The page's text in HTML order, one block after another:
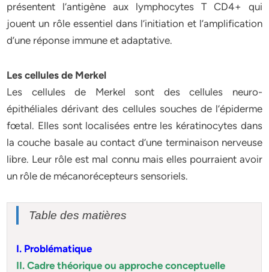
présentent l’antigène aux lymphocytes T CD4+ qui
jouent un rôle essentiel dans l’initiation et l’amplification
d’une réponse immune et adaptative.
Les cellules de Merkel
Les cellules de Merkel sont des cellules neuro-
épithéliales dérivant des cellules souches de l’épiderme
fœtal. Elles sont localisées entre les kératinocytes dans
la couche basale au contact d’une terminaison nerveuse
libre. Leur rôle est mal connu mais elles pourraient avoir
un rôle de mécanorécepteurs sensoriels.
Table des matières
I. Problématique
II. Cadre théorique ou approche conceptuelle